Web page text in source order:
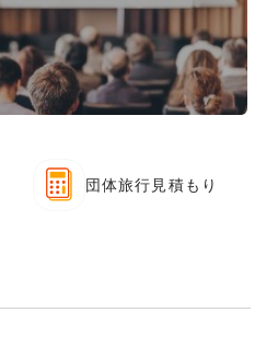
団体旅行見積もり